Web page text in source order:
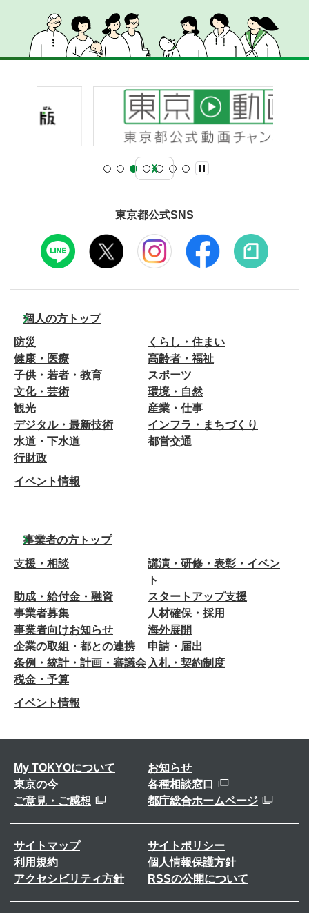
東京都公式SNS
個人の方トップ
防災
くらし・住まい
健康・医療
高齢者・福祉
子供・若者・教育
スポーツ
文化・芸術
環境・自然
観光
産業・仕事
デジタル・最新技術
インフラ・まちづくり
水道・下水道
都営交通
行財政
イベント情報
事業者の方トップ
支援・相談
講演・研修・表彰・イベン
ト
助成・給付金・融資
スタートアップ支援
事業者募集
人材確保・採用
事業者向けお知らせ
海外展開
企業の取組・都との連携
申請・届出
条例・統計・計画・審議会 入札・契約制度
税金・予算
イベント情報
My TOKYOについて
お知らせ
東京の今
各種相談窓口
ご意見・ご感想
都庁総合ホームページ
サイトマップ
サイトポリシー
利用規約
個人情報保護方針
アクセシビリティ方針
RSSの公開について